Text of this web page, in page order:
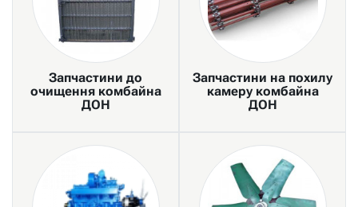
Запчастини до
очищення комбайна
ДОН
Запчастини на похилу
камеру комбайна
ДОН